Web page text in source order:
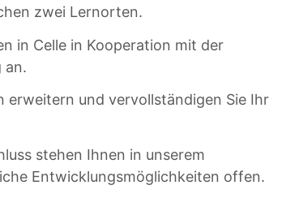
zwei Lernorten.
in Celle in Kooperation mit der
an.
erweitern und vervollständigen Sie Ihr
stehen Ihnen in unserem
Entwicklungsmöglichkeiten offen.